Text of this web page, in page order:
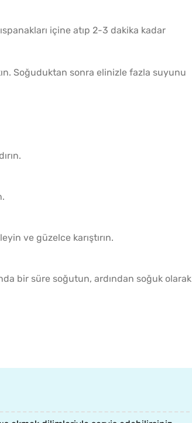
içine atıp 2-3 dakika kadar
Soğuduktan sonra elinizle fazla suyunu
ve güzelce karıştırın.
bir süre soğutun, ardından soğuk olarak